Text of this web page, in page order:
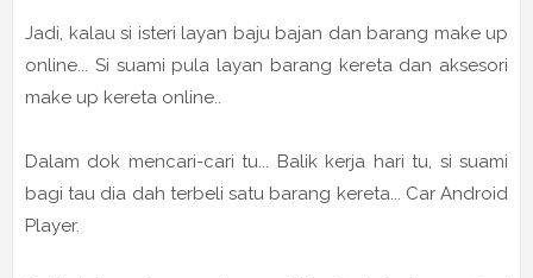
Jadi, kalau si isteri layan baju bajan dan barang make up
online... Si suami pula layan barang kereta dan aksesori
make up kereta online..
Dalam dok mencari-cari tu... Balik kerja hari tu, si suami
bagi tau dia dah terbeli satu barang kereta... Car Android
Player.